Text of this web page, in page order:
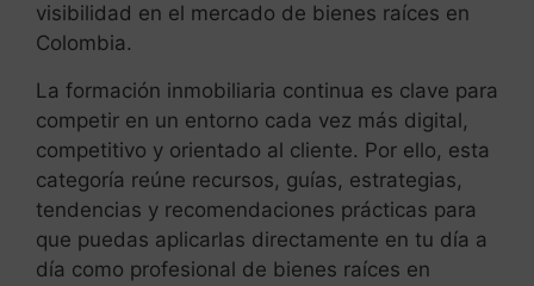
visibilidad en el mercado de bienes raíces en
Colombia.
La formación inmobiliaria continua es clave para
competir en un entorno cada vez más digital,
competitivo y orientado al cliente. Por ello, esta
categoría reúne recursos, guías, estrategias,
tendencias y recomendaciones prácticas para
que puedas aplicarlas directamente en tu día a
día como profesional de bienes raíces en